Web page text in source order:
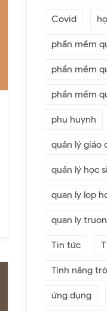
Covid
phần mềm
phần mềm
phần mềm
phụ huynh
quản lý giáo
quản lý học
quan ly lop
quan ly
Tin tức
Tính năng
ứng dụng